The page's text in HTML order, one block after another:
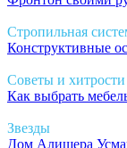
Стропильная
Конструктивные
Советы и хитрости
Как выбрать
Звезды
Дом Алишера